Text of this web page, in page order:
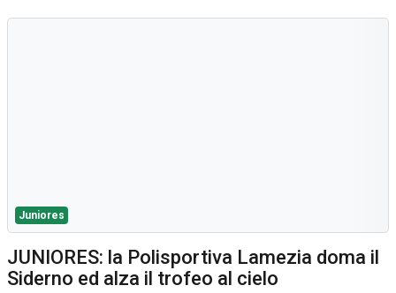
Juniores
JUNIORES: la Polisportiva Lamezia doma il
Siderno ed alza il trofeo al cielo